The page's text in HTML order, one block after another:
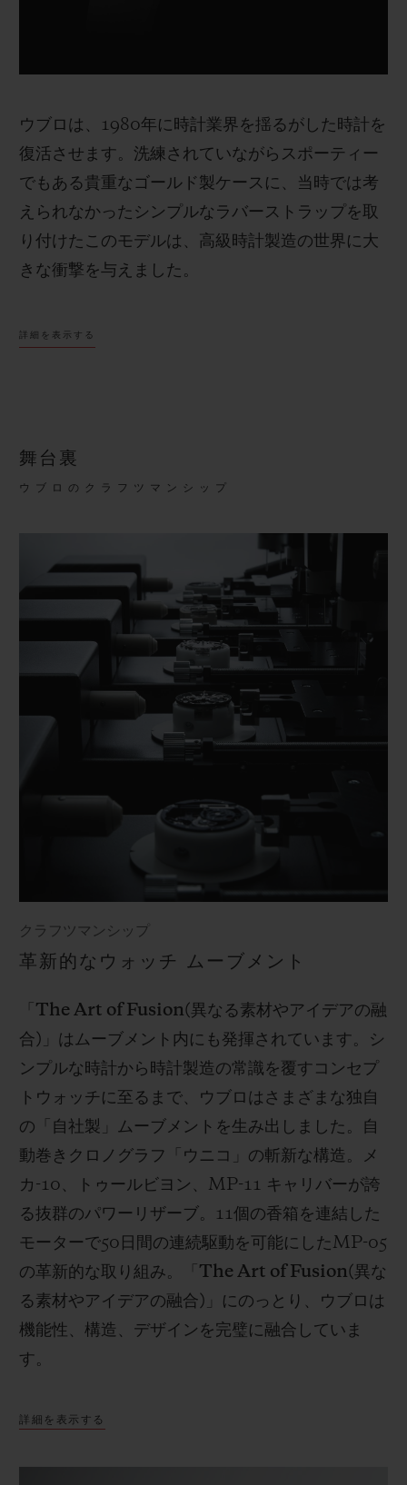
ウブロは、1980年に時計業界を揺るがした時計を
復活させます。洗練されていながらスポーティー
でもある貴重なゴールド製ケースに、当時では考
えられなかったシンプルなラバーストラップを取
り付けたこのモデルは、高級時計製造の世界に大
きな衝撃を与えました。
これは、他とは一線を画す時計を求めていた時計
発、デザイン、パートナーシップなど、ウブロが
クラシック フュージョン オリジナルは、この時代
を超越したシンプルさを備えたオリジナル モデル
に敬意を表しています。
詳細を表示する
舞台裏
ウブロのクラフツマンシップ
クラフツマンシップ
革新的なウォッチ ムーブメント
The Art of Fusion(異なる素材やアイデアの融
合) 」はムーブメント内にも発揮されています。シ
ンプルな時計から時計製造の常識を覆すコンセプ
トウォッチに至るまで、ウブロはさまざまな独自
の「自社製」ムーブメントを生み出しました。自
動巻きクロノグラフ「ウニコ」の斬新な構造。メ
カ -10 、トゥールビヨン、 MP-11 キャリバーが誇
る抜群のパワーリザーブ。 11個の香箱を連結した
モーターで50 日間の連続駆動を可能にしたMP-05
の革新的な取り組み。「 The Art of Fusion(異な
る素材やアイデアの融合) 」にのっとり、ウブロは
機能性、構造、デザインを完璧に融合していま
す。
詳細を表示する